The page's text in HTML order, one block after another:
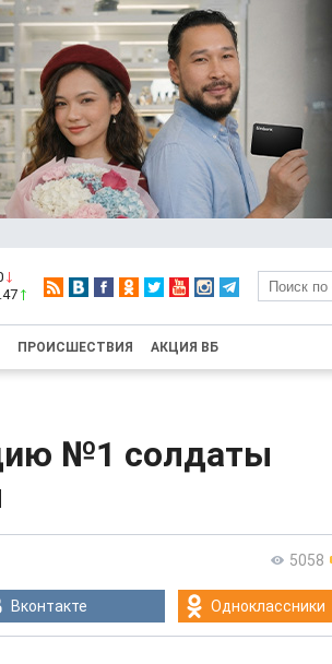
ПРОИСШЕСТВИЯ АКЦИЯ ВБ
№1 солдаты
5058
Вконтакте Одноклассники